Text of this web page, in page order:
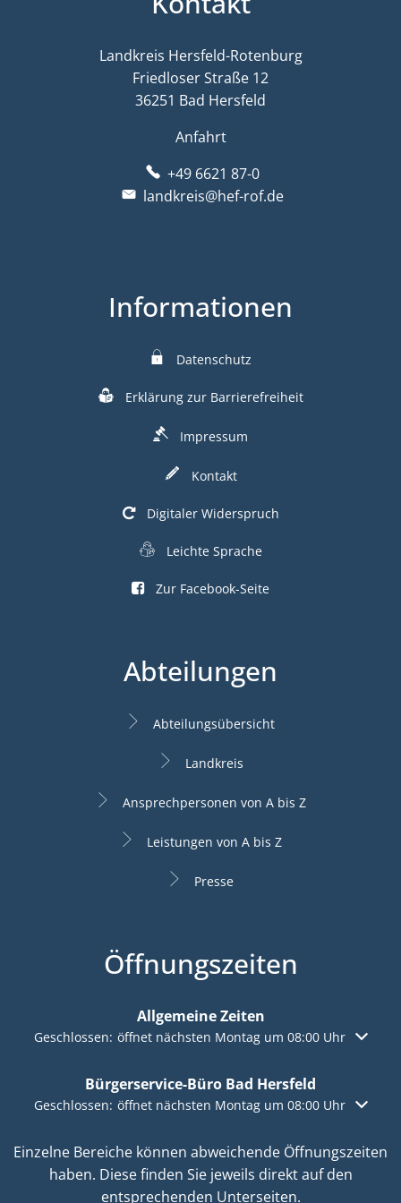
Landkreis Hersfeld-Rotenburg
Friedloser Straße 12
36251 Bad Hersfeld
Anfahrt
+49 6621 87-0
landkreis@hef-rof.de
Informationen
Datenschutz
Erklärung zur Barrierefreiheit
Impressum
Kontakt
Digitaler Widerspruch
Leichte Sprache
Zur Facebook-Seite
Abteilungen
Abteilungsübersicht
Landkreis
Ansprechpersonen von A bis Z
Leistungen von A bis Z
Presse
Öffnungszeiten
Allgemeine Zeiten
Klicken, um weitere Öffnungs- oder Schließzeiten
Geschlossen: öffnet nächsten Montag um 08:00 Uhr
Bürgerservice-Büro Bad Hersfeld
Klicken, um weitere Öffnungs- oder Schließzeiten
Geschlossen: öffnet nächsten Montag um 08:00 Uhr
Einzelne Bereiche können abweichende Öffnungszeiten
haben. Diese finden Sie jeweils direkt auf den
entsprechenden Unterseiten.